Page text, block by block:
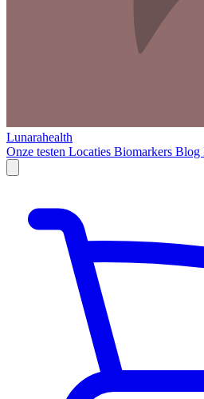
Lunarahealth
Onze testen Locaties Biomarkers Blog